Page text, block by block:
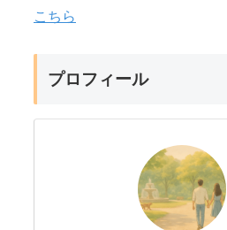
こちら
プロフィール